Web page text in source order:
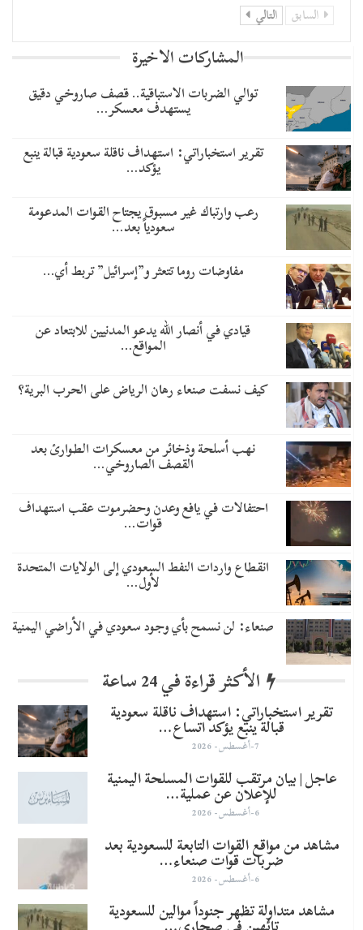
السابق التالي
المشاركات الاخيرة
توالي الضربات الاستباقية.. قصف صاروخي دقيق
يستهدف معسكر…
تقرير استخباراتي: استهداف ناقلة سعودية قبالة ينبع
يؤكد…
رعب وارتباك غير مسبوق يجتاح القوات المدعومة
سعودياً بعد…
مفاوضات روما تتعثر و”إسرائيل” تربط أي…
قيادي في أنصار الله يدعو المدنيين للابتعاد عن
المواقع…
كيف نسفت صنعاء رهان الرياض على الحرب البرية؟
نهب أسلحة وذخائر من معسكرات الطوارئ بعد
القصف الصاروخي…
احتفالات في يافع وعدن وحضرموت عقب استهداف
قوات…
انقطاع واردات النفط السعودي إلى الولايات المتحدة
لأول…
صنعاء: لن نسمح بأي وجود سعودي في الأراضي اليمنية
الأكثر قراءة في 24 ساعة
تقرير استخباراتي: استهداف ناقلة سعودية
قبالة ينبع يؤكد اتساع…
7-أغسطس- 2026
عاجل | بيان مرتقب للقوات المسلحة اليمنية
للإعلان عن عملية…
6-أغسطس- 2026
مشاهد من مواقع القوات التابعة للسعودية بعد
ضربات قوات صنعاء…
6-أغسطس- 2026
مشاهد متداولة تظهر جنوداً موالين للسعودية